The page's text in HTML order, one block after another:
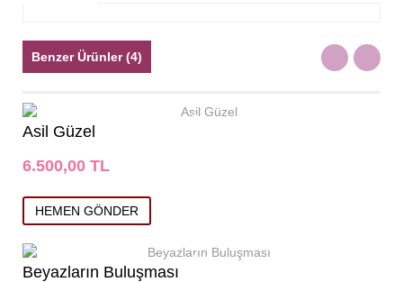
Benzer Ürünler (4)
Asil Güzel
6.500,00 TL
Beyazların Buluşması